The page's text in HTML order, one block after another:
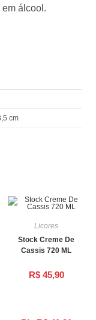
álcool.
cm
Licores
Stock Creme De
Cassis 720 ML
R$45,90